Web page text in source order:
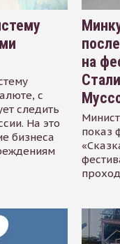
с
следить
На это
бизнеса
на
показ